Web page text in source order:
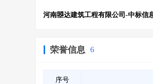
河南曌达建筑工程有限公司-中标信
荣誉信息 6
序号